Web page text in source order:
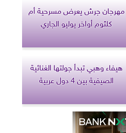
مهرجان جرش يعرض مسرحية أم
كلثوم أواخر يوليو الجاري
هيفاء وهبي تبدأ جولتها الغنائية
الصيفية بين 4 دول عربية